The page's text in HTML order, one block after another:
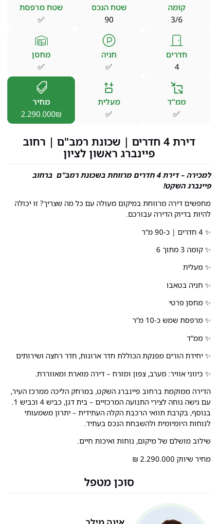
קומה
3/6
שטח הנכס
90
שטח מרפסת
✅
חדרים
4
חניה
✅
מחסן
✅
ממ"ד
✅
מעלית
✅
מחיר
2.290.000₪
דירת 4 חדרים | שכונת רמב"ם | רחוב
פיינברג ראשון לציון
למכירה – דירת 4 חדרים מרווחת בשכונת רמב"ם ברחוב
פיינברג השקט!
מחפשים דירה מרווחת במיקום מעולה עם כל מה שצריך? זו יכולה
להיות בדיוק הדירה עבורכם.
✨ 4 חדרים | כ-90 מ”ר
✨ קומה 3 מתוך 6
✨ מעלית
✨ חניה בטאבו
✨ מחסן פרטי
✨ מרפסת שמש כ-10 מ”ר
✨ ממ”ד
✨ יחידת הורים מפנקת הכוללת חדר ארונות, חדר רחצה ושירותים
✨ כיווני אוויר: מערב, צפון ומזרח – דירה מוארת ומאווררת.
הדירה ממוקמת ברחוב פיינברג השקט, במרחק הליכה ממרכז העיר,
עם גישה נוחה לצירי התנועה המרכזיים – בית דגן, כביש 4 וכביש 1.
בנוסף, בקרבת תוואי הרכבת הקלה העתידית – יתרון משמעותי
לנוחות היומיומית ולהשבחת הנכס בעתיד.
שילוב מושלם של מיקום, נוחות ואיכות חיים.
מחיר שיווק 2.290.000 ₪
סוכן מטפל